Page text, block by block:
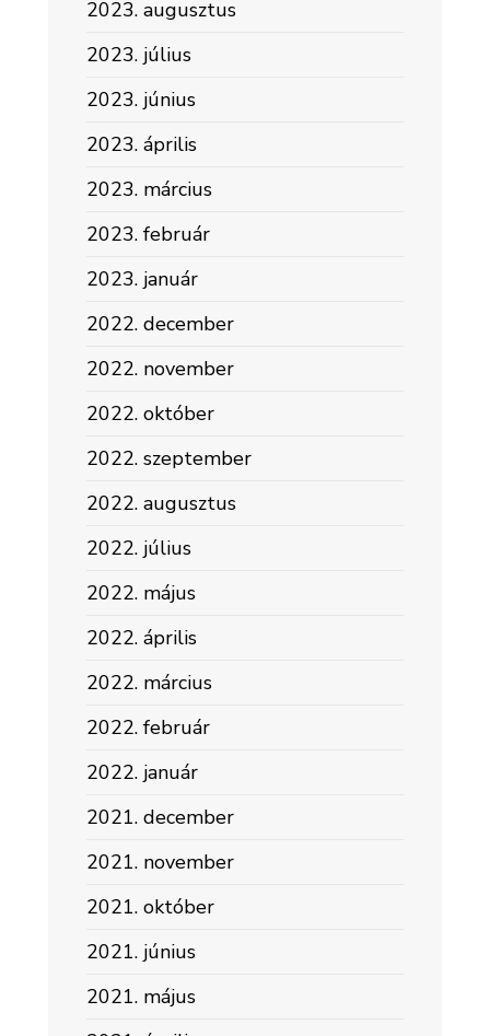
2023. augusztus
2023. július
2023. június
2023. április
2023. március
2023. február
2023. január
2022. december
2022. november
2022. október
2022. szeptember
2022. augusztus
2022. július
2022. május
2022. április
2022. március
2022. február
2022. január
2021. december
2021. november
2021. október
2021. június
2021. május